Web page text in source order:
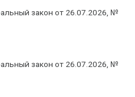
закон от 26.07.2026, №
закон от 26.07.2026, №